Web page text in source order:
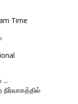
Time